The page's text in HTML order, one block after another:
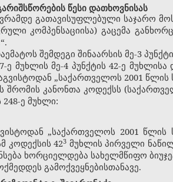
წესი დათხოვნისას
გათავისუფლებული საჯარო
კომპენსაციისა) გაცემა
შემდეგი შინაარსის მე-3
ე მუხლის მე-4 პუნქტის 42-ე
აგვისტოდან „საქართველოს 2001
შრომის კანონთა კოდექსს
248-ე მუხლი:
„საქართველოს 2001 წლის
კოდექსის 42​3 მუხლის პირველი
ხორციელდება სახელმწიფო
გამოქვეყნებისთანავე.